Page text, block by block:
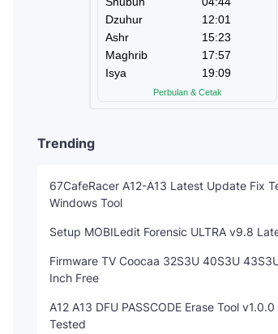
Trending
67CafeRacer A12-A13 Latest Update Fix
Windows Tool
Setup MOBILedit Forensic ULTRA v9.8
Firmware TV Coocaa 32S3U 40S3U
Inch Free
A12 A13 DFU PASSCODE Erase Tool v1.0.0
Tested